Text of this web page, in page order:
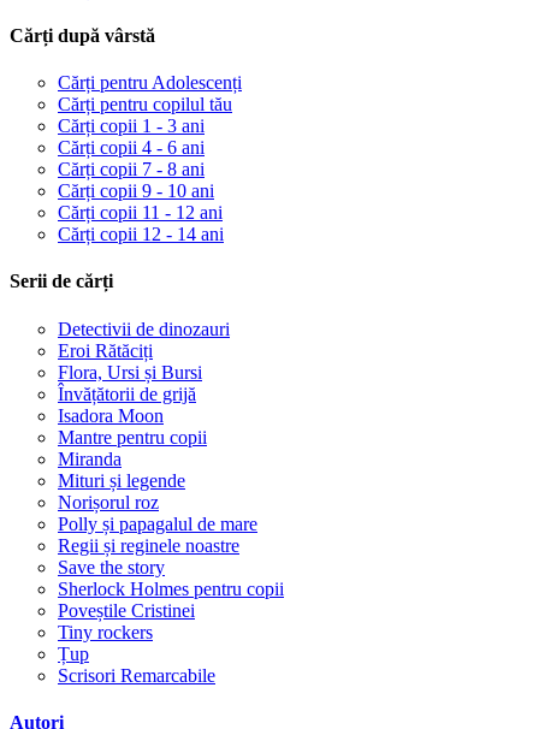
Cărți după vârstă
Cărți pentru Adolescenți
Cărți pentru copilul tău
Cărți copii 1 - 3 ani
Cărți copii 4 - 6 ani
Cărți copii 7 - 8 ani
Cărți copii 9 - 10 ani
Cărți copii 11 - 12 ani
Cărți copii 12 - 14 ani
Serii de cărți
Detectivii de dinozauri
Eroi Rătăciți
Flora, Ursi și Bursi
Învățătorii de grijă
Isadora Moon
Mantre pentru copii
Miranda
Mituri și legende
Norișorul roz
Polly și papagalul de mare
Regii și reginele noastre
Save the story
Sherlock Holmes pentru copii
Poveștile Cristinei
Tiny rockers
Țup
Scrisori Remarcabile
Autori